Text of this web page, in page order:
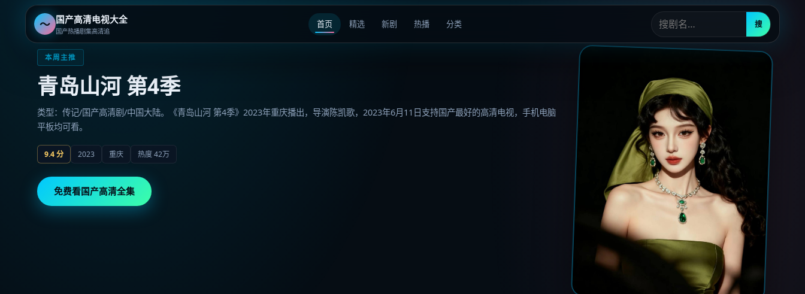
〜 国产高清电视大全
国产热播剧集高清追
首页 精选 新剧 热播 分类 搜
国产高清电视大全
本周主推
青岛山河 第4季
类型：传记/国产高清剧/中国大陆。《青岛山河 第4季》2023年重庆播出，导演陈凯歌，2023年6月11日支持国产最好的高清电视，手机电脑
平板均可看。
9.4分 2023 重庆 热度42万
免费看国产高清全集